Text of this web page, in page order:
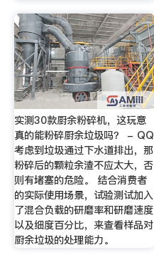
实测30款厨余粉碎机，这玩意
真的能粉碎厨余垃圾吗？ - QQ
考虑到垃圾通过下水道排出，那
粉碎后的颗粒余渣不应太大，否
则有堵塞的危险。 结合消费者
的实际使用场景，试验测试加入
了混合负载的研磨率和研磨速度
以及细度百分比，来查看样品对
厨余垃圾的处理能力。